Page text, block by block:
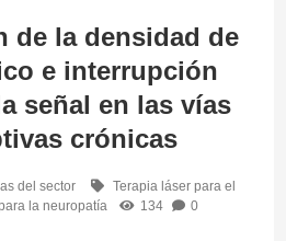
de la densidad de
e interrupción
señal en las vías
crónicas
del sector
Terapia láser para el
la neuropatía 134 0